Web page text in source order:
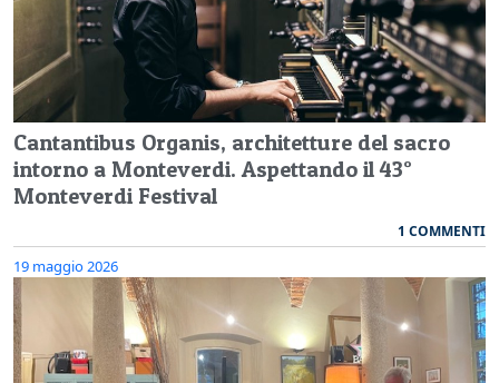
Cantantibus Organis, architetture del sacro
intorno a Monteverdi. Aspettando il 43°
Monteverdi Festival
1 COMMENTI
19 maggio 2026